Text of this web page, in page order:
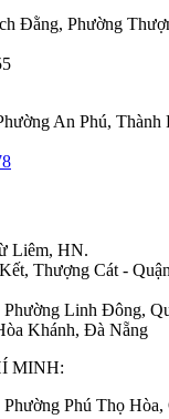
Đằng, Phường
An Phú,
Liêm, HN.
Thượng Cát -
Phường Linh Đông,
Khánh, Đà Nẵng
MINH:
Phú Thọ Hòa,